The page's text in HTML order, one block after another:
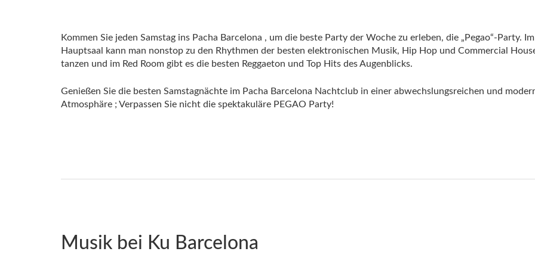
Kommen Sie jeden Samstag ins Pacha Barcelona , ​​​​um die beste Party der Woche zu erleben, die „Pegao“-Party. Im
Hauptsaal kann man nonstop zu den Rhythmen der besten elektronischen Musik, Hip Hop und Commercial
tanzen und im Red Room gibt es die besten Reggaeton und Top Hits des Augenblicks.
Genießen Sie die besten Samstagnächte im Pacha Barcelona Nachtclub in einer abwechslungsreichen und
Atmosphäre ; Verpassen Sie nicht die spektakuläre PEGAO Party!
Musik bei Ku Barcelona